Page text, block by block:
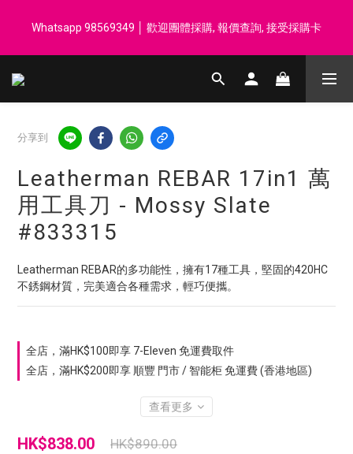
汗毛巾 韓國制 送完即止
Whatsapp 98569349 │ 歡迎團體採購, 報價查詢, 接受採購卡
登記會員享每$50回贈$1 │ 滿HK$899 送 N-rit Campack Towel 吸
分享到
Leatherman REBAR 17in1 萬
用工具刀 - Mossy Slate
#833315
Leatherman REBAR的多功能性，擁有17種工具，堅固的420HC
不銹鋼材質，完美適合各種需求，輕巧便攜。
全店，滿HK$100即享 7-Eleven 免運費取件
全店，滿HK$200即享 順豐 門市 / 智能柜 免運費 (香港地區)
查看更多
HK$838.00 HK$890.00